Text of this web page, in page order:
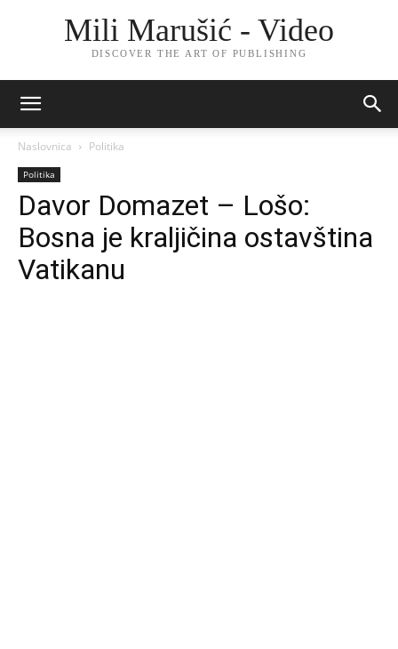
Mili Marušić - Video
DISCOVER THE ART OF PUBLISHING
Naslovnica Politika
Politika
Davor Domazet – Lošo:
Bosna je kraljičina ostavština
Vatikanu